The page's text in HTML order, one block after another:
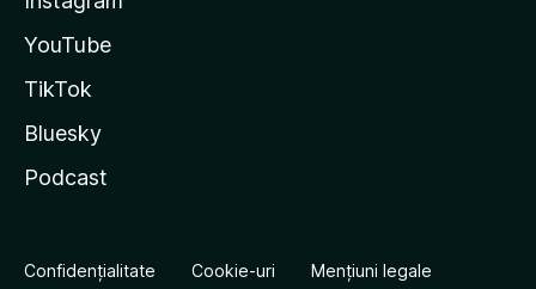
YouTube
TikTok
Bluesky
Podcast
Confidențialitate Cookie-uri Mențiuni legale